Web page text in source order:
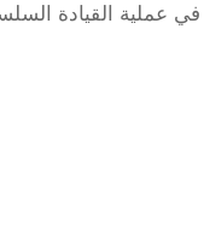
في عملية القيادة